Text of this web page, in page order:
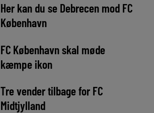
Her kan du se Debrecen mod FC
København
FC København skal møde
kæmpe ikon
Tre vender tilbage for FC
Midtjylland